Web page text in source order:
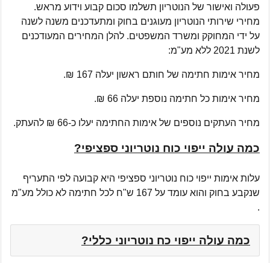
פעולה ואישור של הנוטריון תשלמו סכום קבוע וידוע מראש.
מחירי שירותי הנוטריון מעוגנים בחוק ומתעדכנים משנה לשנה
על ידי המחוקק ומשרד המשפטים. להלן המחירים המעודכנים
לשנת 2021 ללא מע"מ:
מחיר אימות חתימה של חותם ראשון יעלה 167 ₪.
מחיר אימות כל חתימה נוספת יעלה 66 ₪.
מחיר העתקים נוספים של אימות החתימה יעלו כ-66 ₪ להעתק.
כמה עולה ייפוי כוח נוטריוני ספציפי?
עלות אימות ייפוי כוח נוטריוני ספציפי היא קבועה לפי התעריף
שנקבע בחוק והוא עומד על 167 ש"ח לכל חתימה לא כולל מע"מ
.
כמה עולה ייפוי כח נוטריוני כללי?